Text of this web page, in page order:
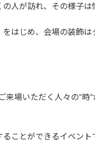
人が訪れ、その様子は
はじめ、会場の装飾
来場いただく人々の“
ことができるイベント